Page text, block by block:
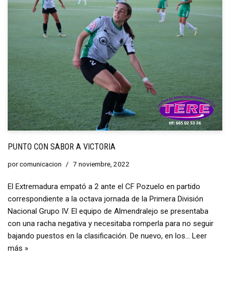
PUNTO CON SABOR A VICTORIA
porcomunicacion 7 noviembre, 2022
El Extremadura empató a 2 ante el CF Pozuelo en partido
correspondiente a la octava jornada de la Primera División
Nacional Grupo IV. El equipo de Almendralejo se presentaba
con una racha negativa y necesitaba romperla para no seguir
bajando puestos en la clasificación. De nuevo, en los… Leer
más »